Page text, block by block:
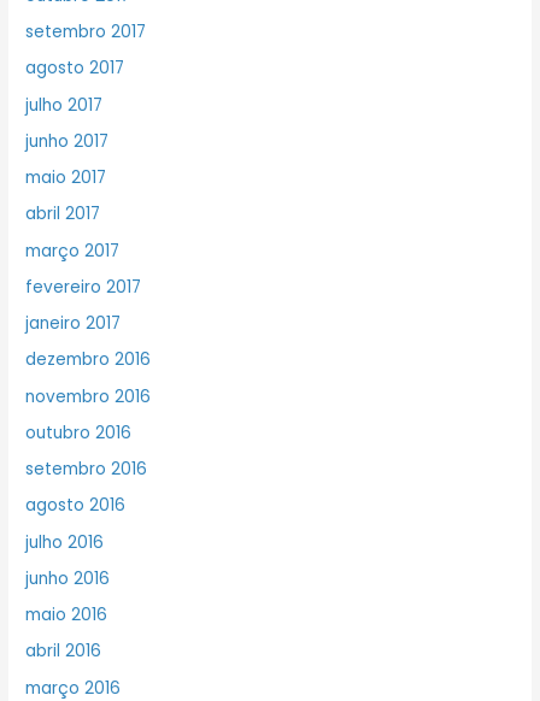
setembro 2017
agosto 2017
julho 2017
junho 2017
maio 2017
abril 2017
março 2017
fevereiro 2017
janeiro 2017
dezembro 2016
novembro 2016
outubro 2016
setembro 2016
agosto 2016
julho 2016
junho 2016
maio 2016
abril 2016
março 2016